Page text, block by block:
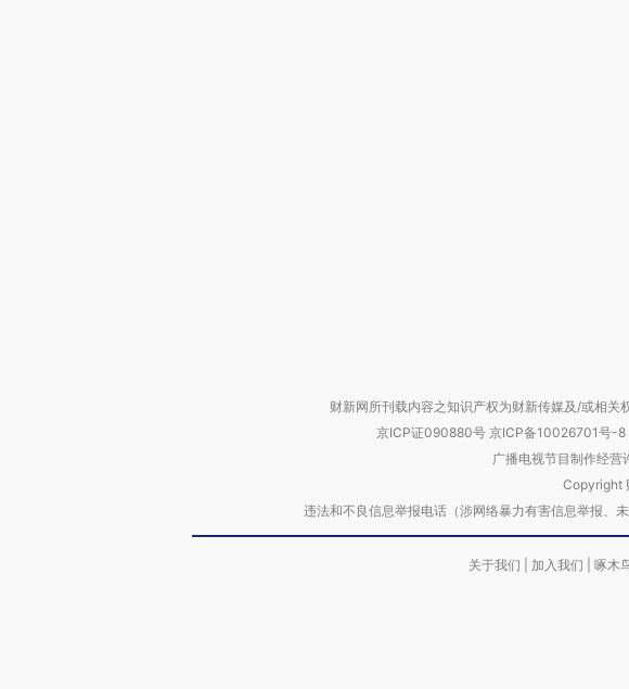
财新网所刊载内容之知识产权为财新传媒及/或相关
京ICP证090880号 京ICP备10026701号-8
广播电视节目制作经
Copyright
违法和不良信息举报电话（涉网络暴力有害信息举报
关于我们 加入我们 啄木